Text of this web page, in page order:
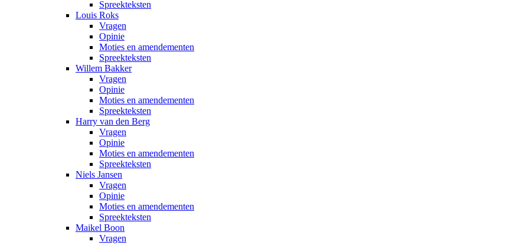
Spreekteksten
Louis Roks
Vragen
Opinie
Moties en amendementen
Spreekteksten
Willem Bakker
Vragen
Opinie
Moties en amendementen
Spreekteksten
Harry van den Berg
Vragen
Opinie
Moties en amendementen
Spreekteksten
Niels Jansen
Vragen
Opinie
Moties en amendementen
Spreekteksten
Maikel Boon
Vragen